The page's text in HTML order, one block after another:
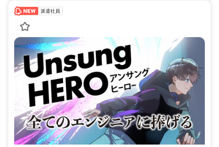
派遣社員